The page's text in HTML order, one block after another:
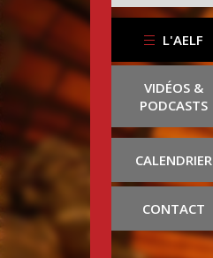
L'AELF
VIDÉOS &
PODCASTS
CALENDRIER
CONTACT